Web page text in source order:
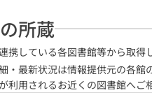
所蔵
携している各図書館等から取得
・最新状況は情報提供元の各
利用されるお近くの図書館へご